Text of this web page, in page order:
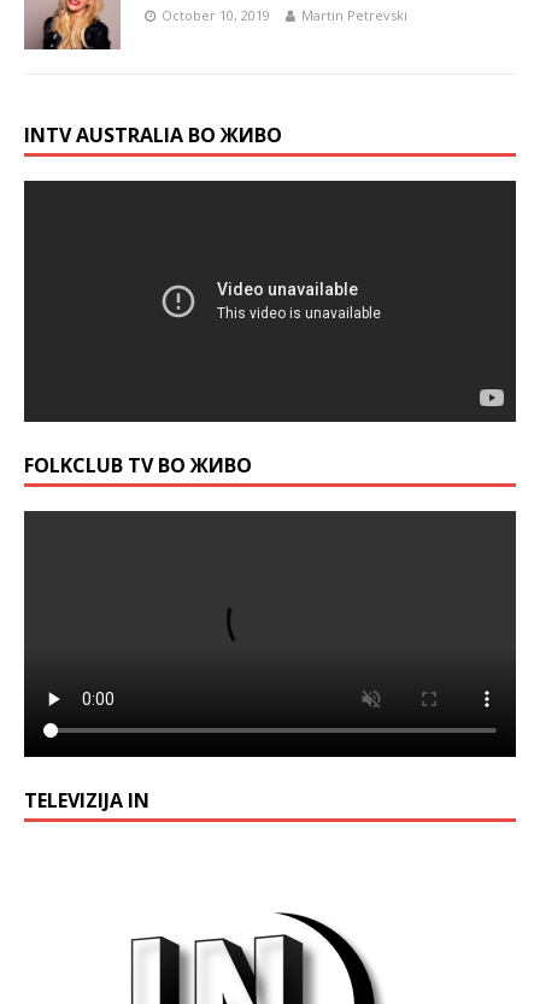
October 10, 2019 Martin Petrevski
INTV AUSTRALIA ВО ЖИВО
FOLKCLUB TV ВО ЖИВО
TELEVIZIJA IN